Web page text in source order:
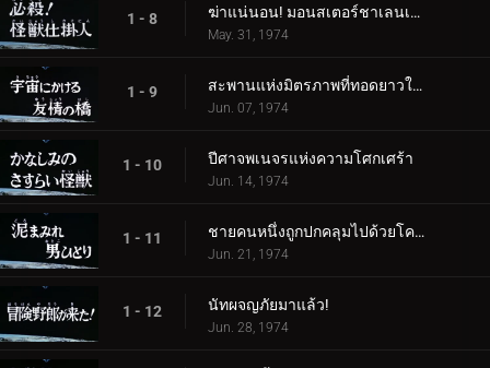
1 - 8 ฆ่าแน่นอน! มอนสเตอร์ชาเลนเจอร์!
May. 31, 1974
1 - 9 สะพานแห่งมิตรภาพที่ทอดยาวในอวกาศ
Jun. 07, 1974
1 - 10 ปีศาจพเนจรแห่งความโศกเศร้า
Jun. 14, 1974
1 - 11 ชายคนหนึ่งถูกปกคลุมไปด้วยโคลน
Jun. 21, 1974
1 - 12 นัทผจญภัยมาแล้ว!
Jun. 28, 1974